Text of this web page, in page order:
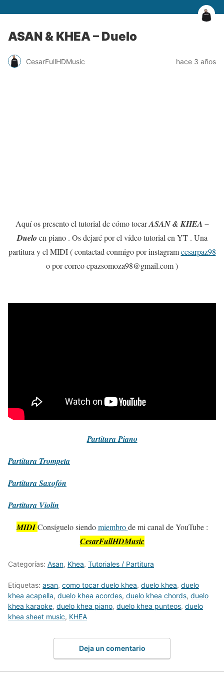
ASAN & KHEA – Duelo
CesarFullHDMusic hace 3 años
Aquí os presento el tutorial de cómo tocarASAN & KHEA –
Duelo en piano . Os dejaré por el vídeo tutorial en YT . Una
partitura y el MIDI ( contactad conmigo por instagramcesarpaz98
o por correo cpazsomoza98@gmail.com )
PartituraPiano
Partitura Trompeta
PartituraSaxofón
Partitura Violín
MIDI Consíguelo siendomiembrode mi canal de YouTube :
CesarFullHDMusic
Categorías: Asan, Khea, Tutoriales / Partitura
Etiquetas: asan, como tocar duelo khea, duelo khea, duelo
khea acapella, duelo khea acordes, duelo khea chords, duelo
khea karaoke, duelo khea piano, duelo khea punteos, duelo
khea sheet music, KHEA
Deja un comentario